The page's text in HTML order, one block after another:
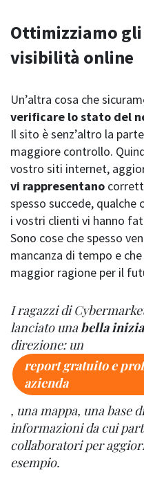
Ottimizziamo
visibilità online
Un’altra cosa che
verificare lo stato del
Il sito è senz’altro la
maggiore controllo.
vostro siti internet,
vi rappresentano
spesso succede,
i vostri clienti vi hanno
Sono cose che spesso
mancanza di tempo e
maggior ragione per il
I ragazzi di
lanciato unabella
direzione: un
report gratuito e
azienda
, una mappa, una base
informazioni da cui
collaboratori per
esempio.